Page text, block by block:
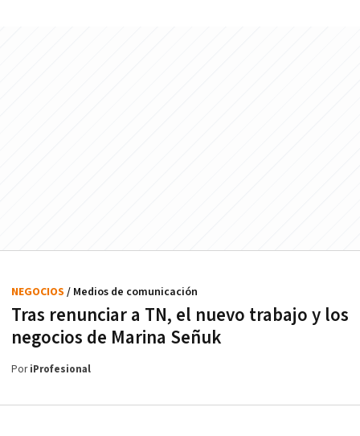
Tras renunciar a TN, el nuevo trabajo y los
negocios de Marina Señuk
NEGOCIOS / Medios de comunicación
PoriProfesional